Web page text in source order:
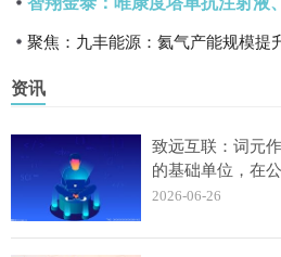
聚焦：九丰能源：氦气产能规模提
资讯
致远互联：词元
的基础单位，在
调用-焦点
2026-06-26